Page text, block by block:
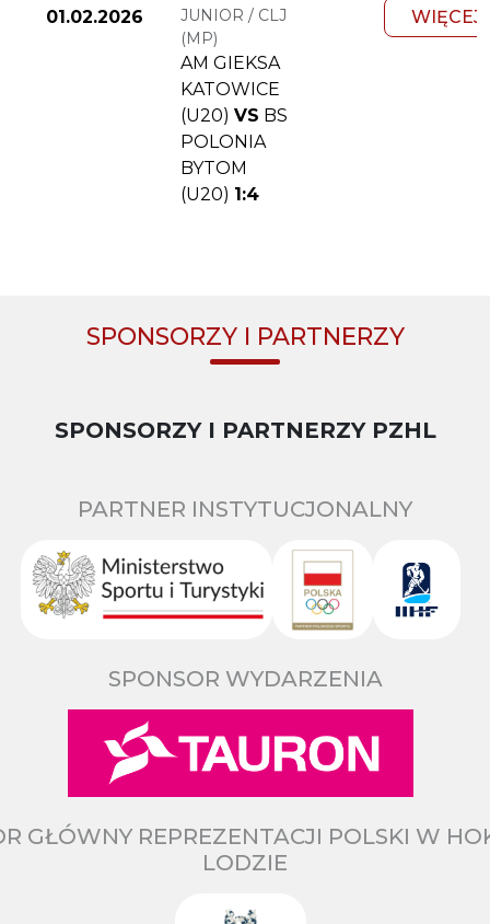
01.02.2026
JUNIOR / CLJ
(MP)
AM GIEKSA
KATOWICE
(U20) VS BS
POLONIA
BYTOM
(U20) 1:4
WIĘCEJ
SPONSORZY I PARTNERZY
SPONSORZY I PARTNERZY PZHL
PARTNER INSTYTUCJONALNY
SPONSOR WYDARZENIA
GŁÓWNY REPREZENTACJI POLSKI W
LODZIE